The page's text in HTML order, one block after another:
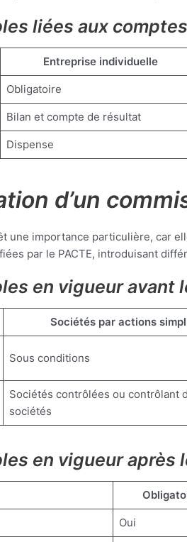
liées aux
Entreprise individuelle
Obligatoire
Bilan et compte de résultat
Dispense
d’un
une importance particulière, car
par le PACTE, introduisant
en vigueur avant
Sociétés par actions
Sous conditions
Sociétés contrôlées ou contrôlant
sociétés
en vigueur après
Oui